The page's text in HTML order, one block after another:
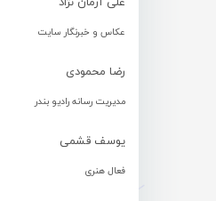
عکاس و خبرنگار سایت
رضا محمودی
مدیریت رسانه رادیو بندر
یوسف قشمی
فعال هنری